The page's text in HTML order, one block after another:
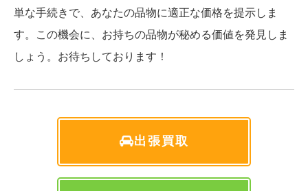
単な手続きで、あなたの品物に適正な価格を提示しま
す。この機会に、お持ちの品物が秘める価値を発見しま
しょう。お待ちしております！
出張買取